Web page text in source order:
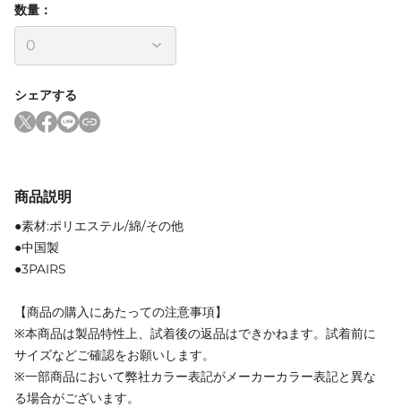
数量：
シェアする
商品説明
●素材:ポリエステル/綿/その他
●中国製
●3PAIRS
【商品の購入にあたっての注意事項】
※本商品は製品特性上、試着後の返品はできかねます。試着前に
サイズなどご確認をお願いします。
※一部商品において弊社カラー表記がメーカーカラー表記と異な
る場合がございます。